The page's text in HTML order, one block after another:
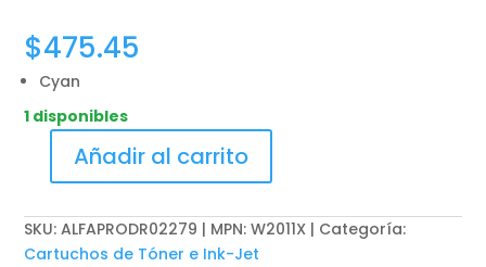
$475.45
Cyan
1 disponibles
659X
Añadir al carrito
SKU:ALFAPRODR02279 | MPN: W2011X
Categoría:
Cartuchos de Tóner e Ink-Jet